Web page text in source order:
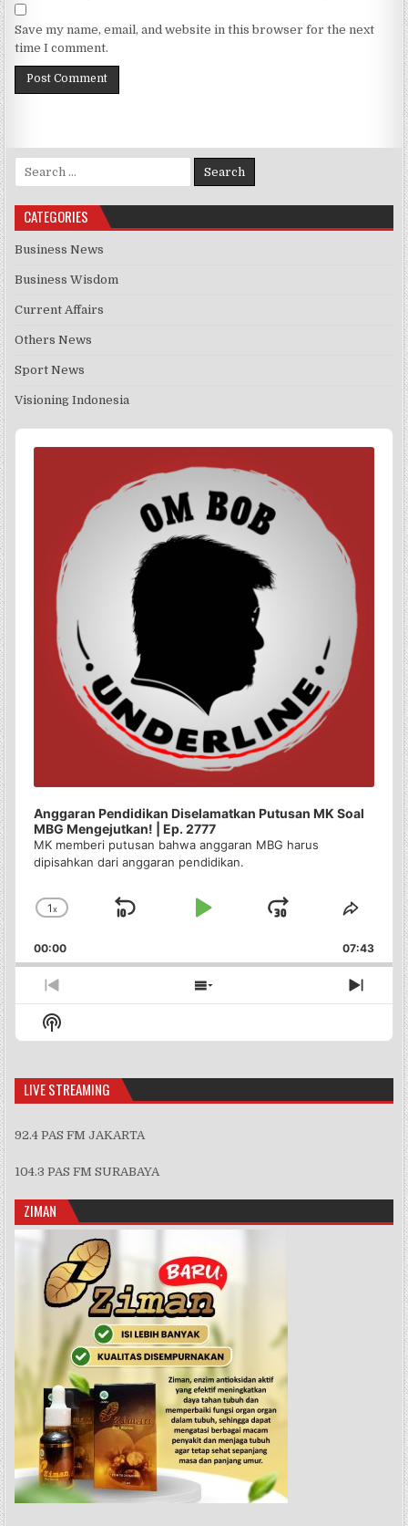
Save my name, email, and website in this browser for the next
time I comment.
Search for:
CATEGORIES
Business News
Business Wisdom
Current Affairs
Others News
Sport News
Visioning Indonesia
Audio
Player
Anggaran Pendidikan Diselamatkan Putusan MK Soal
MBG Mengejutkan! | Ep. 2777
MK memberi putusan bahwa anggaran MBG harus
dipisahkan dari anggaran pendidikan.
Change
Rate
1x
Skip
Play
Jump
Forward
Share
00:00 07:43
Previous
Episode
Show
Episodes
Next
Show
Podcast
LIVE STREAMING
92.4 PAS FM JAKARTA
104.3 PAS FM SURABAYA
ZIMAN